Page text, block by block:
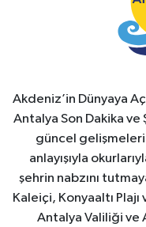
Akdeniz’in Dünyaya
Antalya Son Dakika ve
güncel gelişmeleri
anlayışıyla
şehrin nabzını
Kaleiçi, Konyaaltı Plajı
Antalya Valiliği ve